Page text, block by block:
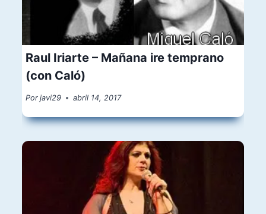
Raul Iriarte – Mañana ire temprano
(con Caló)
Por javi29 abril 14, 2017